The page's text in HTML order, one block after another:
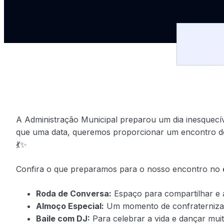
A Administração Municipal preparou um dia
que uma data, queremos proporcionar um encontro
💃✨
Confira o que preparamos para o nosso encontro no
Roda de Conversa: Espaço para compartilhar e
Almoço Especial: Um momento de
Baile com DJ: Para celebrar a vida e dançar